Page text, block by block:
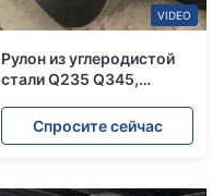
VIDEO
Рулон из углеродистой
стали Q235 Q345,
оцинкованный, для
теплообменников
Спросите сейчас